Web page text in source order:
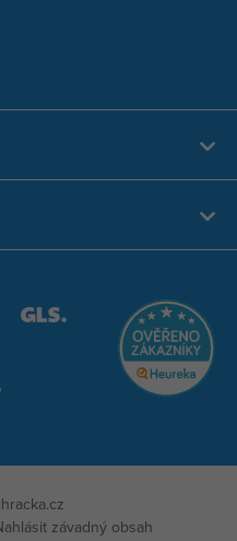
závadný obsah